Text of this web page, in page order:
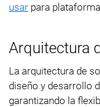
usar para
Arquitectura
La arquitectura de
diseño y desarrollo
garantizando la